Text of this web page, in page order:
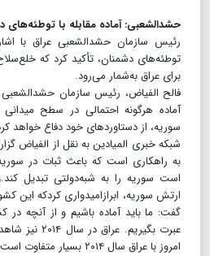
حشد‌الشعبی: آماده مقابله با
رئیس سازمان حشد‌‌الشعبی عراق با
توطئه‌های دشمنان، تأکید کرد که
برای عراق به‌شمار می‌رود.
فالح الفیاض، رئیس سازمان حشد‌الشعبی
آماده هرگونه احتمالی در سطح
سوریه، از دستاوردهای خود دفاع خواهد
شبکه خبری المیادین به نقل از الفیاض
به راهکاری است که باعث ثبات در
است سوریه را به شبه‌دولتی تبدیل
ارتش سوریه، ابرازامیدواری کردکه این
گفت: ما باید آماده باشیم و از آنچه
عبرت بگیریم.
امروز با عراق سال ۲۰۱۴ بسیار متفاوت است.